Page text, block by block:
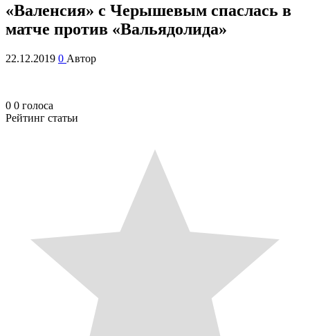
«Валенсия» с Черышевым спаслась в
матче против «Вальядолида»
22.12.2019 0 Автор
0 0 голоса
Рейтинг статьи